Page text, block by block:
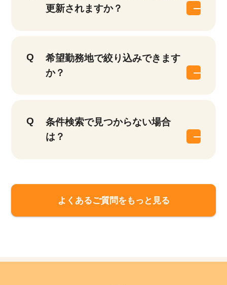
更新されますか？
希望勤務地で絞り込みできます
か？
条件検索で見つからない場合
は？
よくあるご質問をもっと見る